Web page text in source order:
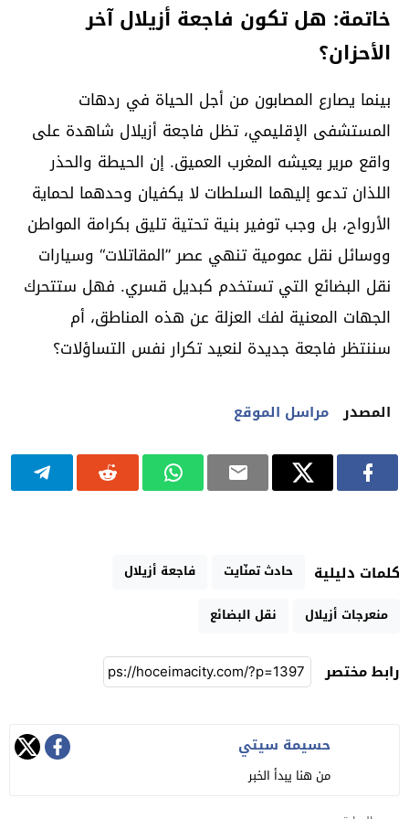
خاتمة: هل تكون فاجعة أزيلال آخر
الأحزان؟
بينما يصارع المصابون من أجل الحياة في ردهات
المستشفى الإقليمي، تظل فاجعة أزيلال شاهدة على
واقع مرير يعيشه المغرب العميق. إن الحيطة والحذر
اللذان تدعو إليهما السلطات لا يكفيان وحدهما لحماية
الأرواح، بل وجب توفير بنية تحتية تليق بكرامة المواطن
ووسائل نقل عمومية تنهي عصر ”المقاتلات“ وسيارات
نقل البضائع التي تستخدم كبديل قسري. فهل ستتحرك
الجهات المعنية لفك العزلة عن هذه المناطق، أم
سننتظر فاجعة جديدة لنعيد تكرار نفس التساؤلات؟
المصدر مراسل الموقع
كلمات دليلية حادث تمنّايت
فاجعة أزيلال
منعرجات أزيلال
نقل البضائع
رابط مختصر
حسيمة سيتي
من هنا يبدأ الخبر